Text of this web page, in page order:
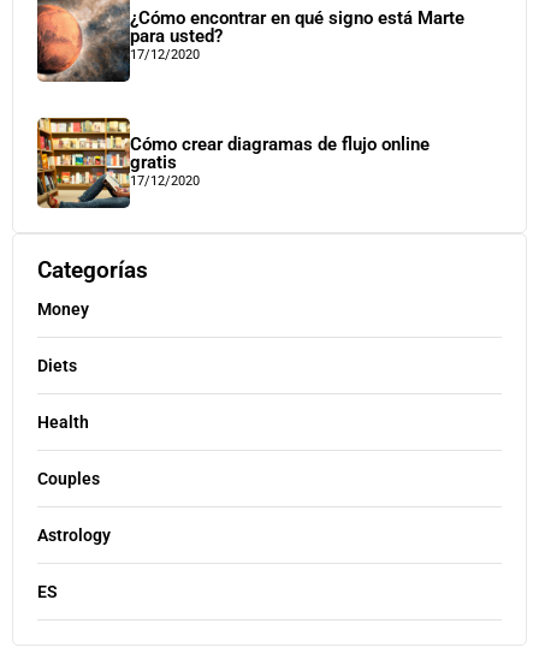
¿Cómo encontrar en qué signo está Marte
para usted?
17/12/2020
Cómo crear diagramas de flujo online
gratis
17/12/2020
Categorías
Money
Diets
Health
Couples
Astrology
ES